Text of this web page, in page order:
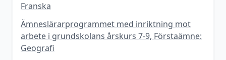
Franska
Ämneslärarprogrammet med inriktning mot
arbete i grundskolans årskurs 7-9, Förstaämne:
Geografi